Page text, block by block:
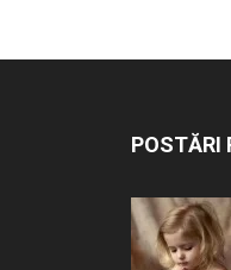
POSTĂRI